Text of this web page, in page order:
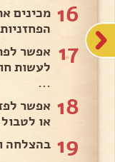
16 מכינים
17 אפשר
לעשות
...
18 אפשר
או
19 בהצלחה